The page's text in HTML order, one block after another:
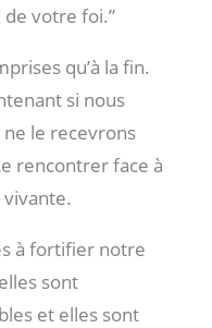
votre foi.”
qu’à la fin.
si nous
ne le recevrons
rencontrer face à
vivante.
à fortifier notre
sont
et elles sont